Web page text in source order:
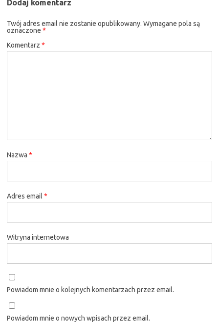
Dodaj komentarz
Twój adres email nie zostanie opublikowany. Wymagane pola są
oznaczone *
Komentarz *
Nazwa *
Adres email *
Witryna internetowa
Powiadom mnie o kolejnych komentarzach przez email.
Powiadom mnie o nowych wpisach przez email.